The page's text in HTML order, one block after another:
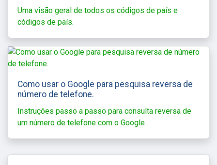
Uma visão geral de todos os códigos de país e
códigos de país.
Como usar o Google para pesquisa reversa de
número de telefone.
Instruções passo a passo para consulta reversa de
um número de telefone com o Google